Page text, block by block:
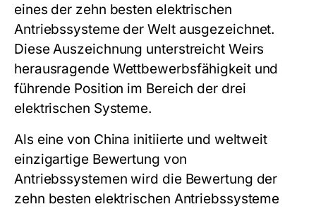
eines der zehn besten elektrischen
Antriebssysteme der Welt ausgezeichnet.
Diese Auszeichnung unterstreicht Weirs
herausragende Wettbewerbsfähigkeit und
führende Position im Bereich der drei
elektrischen Systeme.
Als eine von China initiierte und weltweit
einzigartige Bewertung von
Antriebssystemen wird die Bewertung der
zehn besten elektrischen Antriebssysteme